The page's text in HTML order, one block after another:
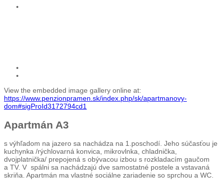
View the embedded image gallery online at:
https://www.penzionpramen.sk/index.php/sk/apartmanovy-
dom#sigProId3172794cd1
Apartmán A3
s výhľadom na jazero sa nachádza na 1.poschodí. Jeho súčasťou je
kuchynka /rýchlovarná konvica, mikrovlnka, chladnička,
dvojplatnička/ prepojená s obývacou izbou s rozkladacím gaučom
a TV. V spálni sa nachádzajú dve samostatné postele a vstavaná
skriňa. Apartmán ma vlastné sociálne zariadenie so sprchou a WC.